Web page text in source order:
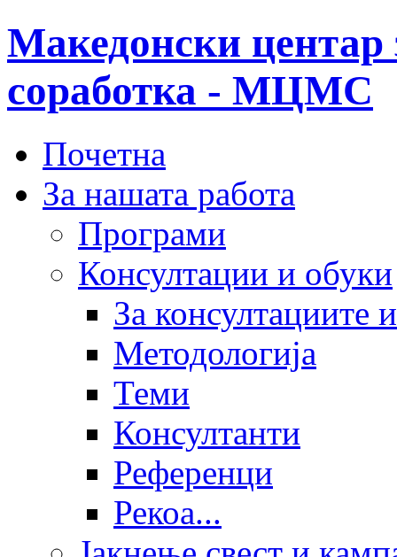
Македонски центар
соработка - МЦМС
Почетна
За нашата работа
Програми
Консултации и обуки
За консултациите
Методологија
Теми
Консултанти
Референци
Рекоа...